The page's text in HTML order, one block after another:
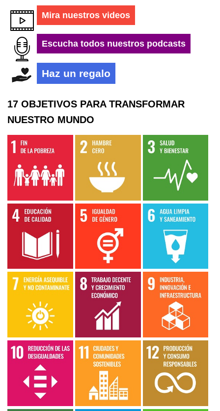
Mira nuestros videos
Escucha todos nuestros podcasts
Haz un regalo
17 OBJETIVOS PARA TRANSFORMAR
NUESTRO MUNDO